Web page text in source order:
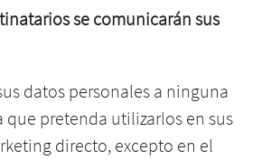
se comunicarán sus
datos personales a ninguna
que pretenda utilizarlos en sus
directo, excepto en el